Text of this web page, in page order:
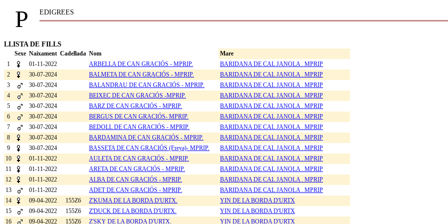
P EDIGREES
LLISTA DE FILLS
Sexe Naixament Cadellada Nom
Mare
1
01-11-2022 ARBELLA DE CAN GRACIÓS - MPRIP.
BARIDANA DE CAL JANOLA . MPRIP
2
30-07-2024 BALMETA DE CAN GRACIÓS - MPRIP.
BARIDANA DE CAL JANOLA . MPRIP
3
30-07-2024 BALANDRAU DE CAN GRACIÓS - MPRIP.
BARIDANA DE CAL JANOLA . MPRIP
4
30-07-2024 BEIXEC DE CAN GRACIÓS -MPRIP.
BARIDANA DE CAL JANOLA . MPRIP
5
30-07-2024 BARZ DE CAN GRACIÓS - MPRIP.
BARIDANA DE CAL JANOLA . MPRIP
6
30-07-2024 BERGUS DE CAN GRACIÓS- MPRIP.
BARIDANA DE CAL JANOLA . MPRIP
7
30-07-2024 BEDOLL DE CAN GRACIÓS - MPRIP.
BARIDANA DE CAL JANOLA . MPRIP
8
30-07-2024 BARDAMINA DE CAN GRACIÓS - MPRIP.
BARIDANA DE CAL JANOLA . MPRIP
9
30-07-2024 BASSETA DE CAN GRACIÓS (Freya)- MPRIP.
BARIDANA DE CAL JANOLA . MPRIP
10
01-11-2022 AULETA DE CAN GRACIÓS - MPRIP.
BARIDANA DE CAL JANOLA . MPRIP
11
01-11-2022 ARETA DE CAN GRACIÓS - MPRIP.
BARIDANA DE CAL JANOLA . MPRIP
12
01-11-2022 ALBA DE CAN GRACIÓS - MPRIP.
BARIDANA DE CAL JANOLA . MPRIP
13
01-11-2022 ADET DE CAN GRACIÓS - MPRIP.
BARIDANA DE CAL JANOLA . MPRIP
14
09-04-2022 155Z6 Z'KUMA DE LA BORDA D'URTX.
YIN DE LA BORDA D'URTX
15
09-04-2022 155Z6 Z'DUCK DE LA BORDA D'URTX.
YIN DE LA BORDA D'URTX
16
09-04-2022 155Z6 Z'SKY DE LA BORDA D'URTX.
YIN DE LA BORDA D'URTX